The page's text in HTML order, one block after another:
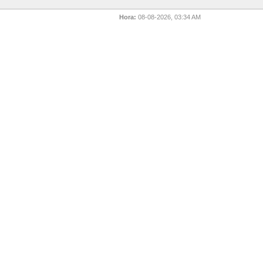
Hora: 08-08-2026, 03:34 AM